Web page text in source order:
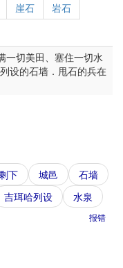
崖石
岩石
一切美田、塞住一切水
设的石墙．甩石的兵在
下 城邑
石墙
吉珥哈列设 水泉
报错